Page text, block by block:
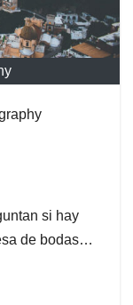
si hay
de bodas…